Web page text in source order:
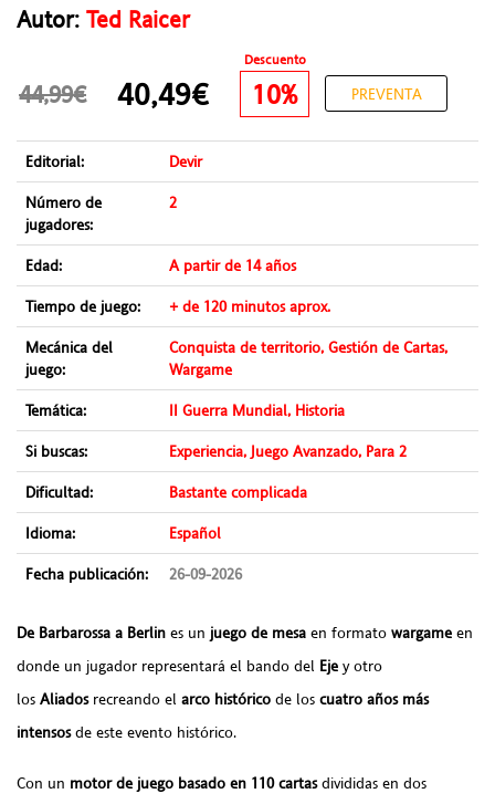
Autor: Ted Raicer
Descuento
44,99€ 40,49€ 10% PREVENTA
Editorial:
Devir
Número de
jugadores:
2
Edad:
A partir de 14 años
Tiempo de juego:
+ de 120 minutos aprox.
Mecánica del
juego:
Conquista de territorio, Gestión de Cartas,
Wargame
Temática:
II Guerra Mundial, Historia
Si buscas:
Experiencia, Juego Avanzado, Para 2
Dificultad:
Bastante complicada
Idioma:
Español
Fecha publicación:
26-09-2026
De Barbarossa a Berlin es un juego de mesa en formato wargame en
donde un jugador representará el bando del Eje y otro
los Aliados recreando el arco histórico de los cuatro años más
intensosde este evento histórico.
Con un motor de juego basado en 110 cartasdivididas en dos